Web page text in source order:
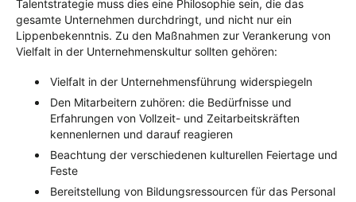
Talentstrategie muss dies eine Philosophie sein, die das
gesamte Unternehmen durchdringt, und nicht nur ein
Lippenbekenntnis. Zu den Maßnahmen zur Verankerung von
Vielfalt in der Unternehmenskultur sollten gehören:
Vielfalt in der Unternehmensführung widerspiegeln
Den Mitarbeitern zuhören: die Bedürfnisse und
Erfahrungen von Vollzeit- und Zeitarbeitskräften
kennenlernen und darauf reagieren
Beachtung der verschiedenen kulturellen Feiertage und
Feste
Bereitstellung von Bildungsressourcen für das Personal